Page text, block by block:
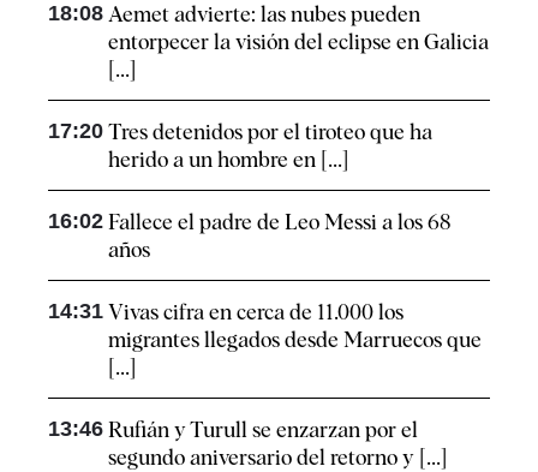
18:08 Aemet advierte: las nubes pueden
entorpecer la visión del eclipse en Galicia
[...]
17:20 Tres detenidos por el tiroteo que ha
herido a un hombre en [...]
16:02 Fallece el padre de Leo Messi a los 68
años
14:31 Vivas cifra en cerca de 11.000 los
migrantes llegados desde Marruecos que
[...]
13:46 Rufián y Turull se enzarzan por el
segundo aniversario del retorno y [...]